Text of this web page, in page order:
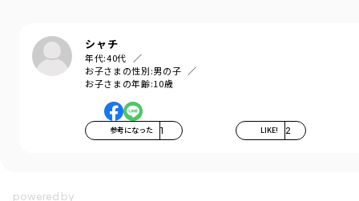
シャチ
年代:40代
お子さまの性別:男の子
お子さまの年齢:10歳
参考になった 1 LIKE! 2